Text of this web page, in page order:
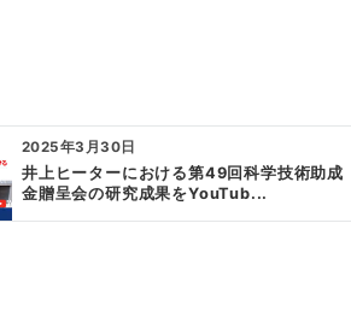
2025年3月30日
井上ヒーターにおける第49回科学技術助成
金贈呈会の研究成果をYouTub...